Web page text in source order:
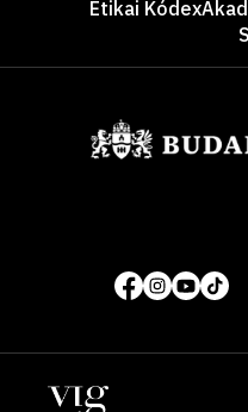
Etikai Kódex
Közösségi
média
oldalak
of
Helyszínek